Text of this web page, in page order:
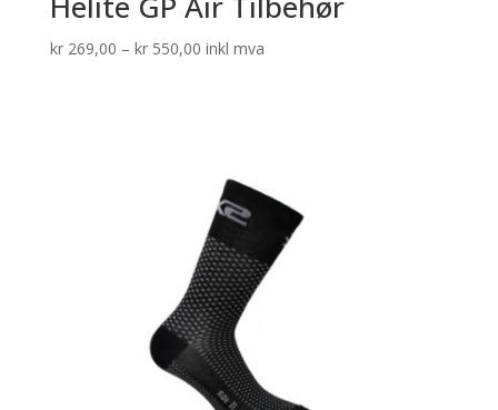
kr269,00 – kr550,00Prisområde:
inkl mva